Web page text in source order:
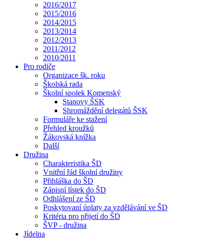
2016/2017
2015/2016
2014/2015
2013/2014
2012/2013
2011/2012
2010/2011
Pro rodiče
Organizace šk. roku
Školská rada
Školní spolek Komenský
Stanovy ŠSK
Shromáždění delegátů ŠSK
Formuláře ke stažení
Přehled kroužků
Žákovská knížka
Další
Družina
Charakteristika ŠD
Vnitřní řád školní družiny
Přihláška do ŠD
Zápisní lístek do ŠD
Odhlášení ze ŠD
Poskytovaní úplaty za vzdělávání ve ŠD
Kritéria pro přijetí do ŠD
ŠVP - družina
Jídelna